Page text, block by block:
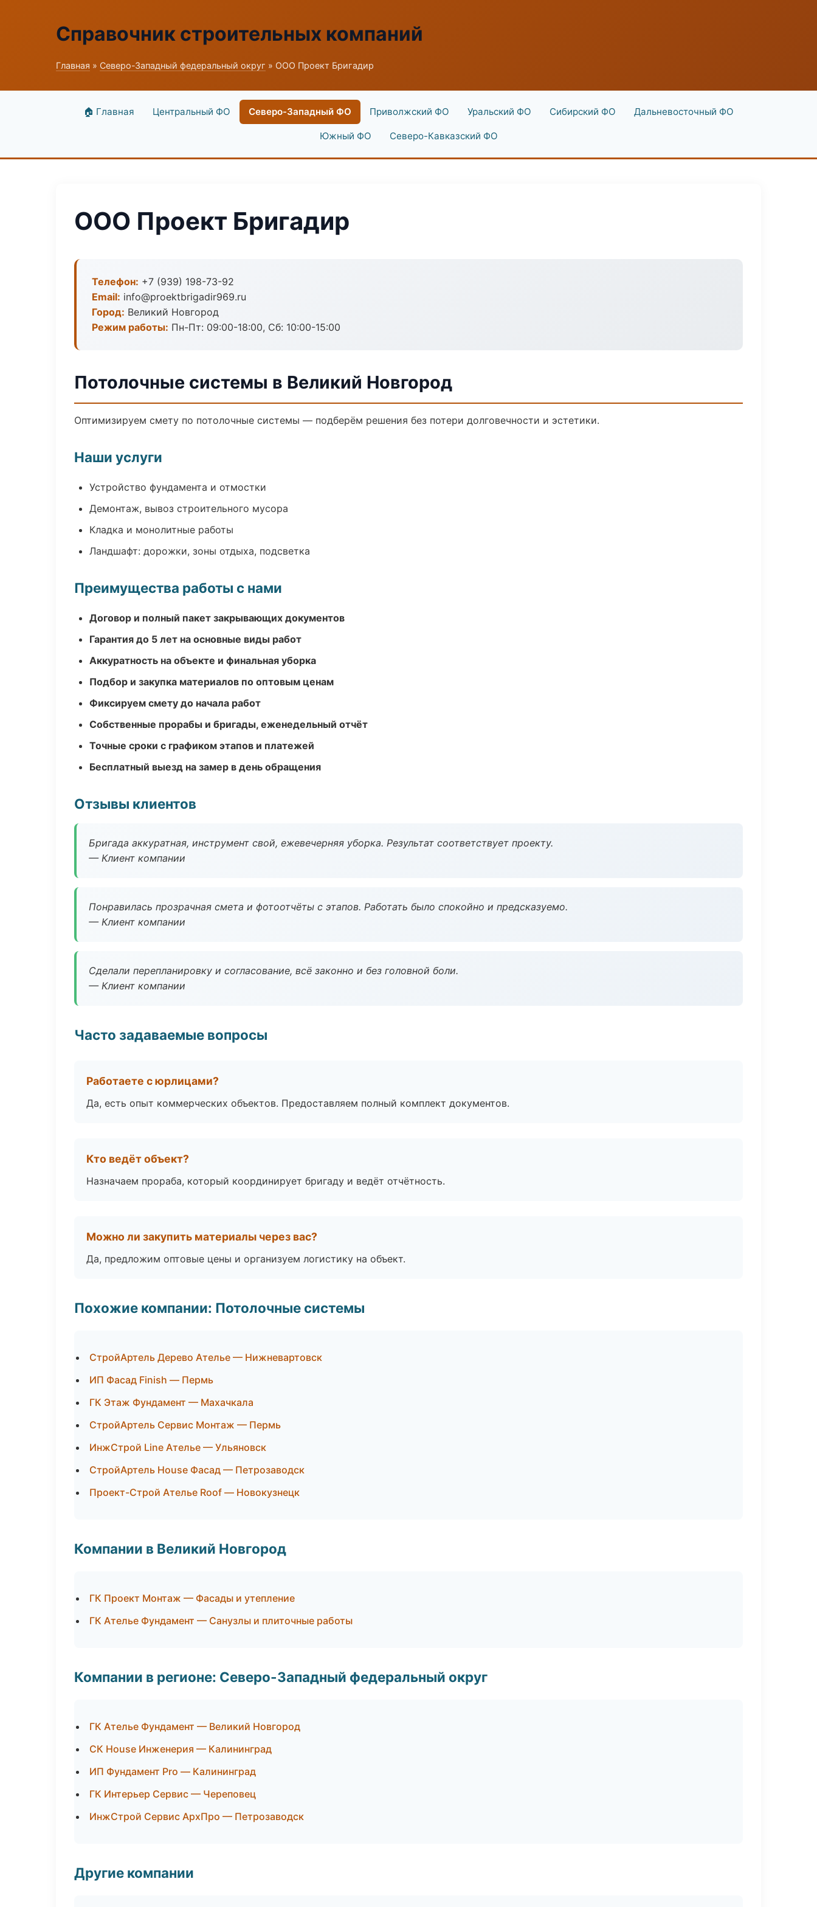
Справочник строительных компаний
Главная » Северо-Западный федеральный округ » ООО Проект Бригадир
🏠 Главная Центральный ФО Северо-Западный ФО Приволжский ФО Уральский ФО Сибирский ФО Дальневосточный ФО
Южный ФО Северо-Кавказский ФО
ООО Проект Бригадир
Телефон: +7 (939) 198-73-92
Email: info@proektbrigadir969.ru
Город: Великий Новгород
Режим работы: Пн-Пт: 09:00-18:00, Сб: 10:00-15:00
Потолочные системы в Великий Новгород
Оптимизируем смету по потолочные системы — подберём решения без потери долговечности и эстетики.
Наши услуги
Устройство фундамента и отмостки
Демонтаж, вывоз строительного мусора
Кладка и монолитные работы
Ландшафт: дорожки, зоны отдыха, подсветка
Преимущества работы с нами
Договор и полный пакет закрывающих документов
Гарантия до 5 лет на основные виды работ
Аккуратность на объекте и финальная уборка
Подбор и закупка материалов по оптовым ценам
Фиксируем смету до начала работ
Собственные прорабы и бригады, еженедельный отчёт
Точные сроки с графиком этапов и платежей
Бесплатный выезд на замер в день обращения
Отзывы клиентов
Бригада аккуратная, инструмент свой, ежевечерняя уборка. Результат соответствует проекту.
— Клиент компании
Понравилась прозрачная смета и фотоотчёты с этапов. Работать было спокойно и предсказуемо.
— Клиент компании
Сделали перепланировку и согласование, всё законно и без головной боли.
— Клиент компании
Часто задаваемые вопросы
Работаете с юрлицами?
Да, есть опыт коммерческих объектов. Предоставляем полный комплект документов.
Кто ведёт объект?
Назначаем прораба, который координирует бригаду и ведёт отчётность.
Можно ли закупить материалы через вас?
Да, предложим оптовые цены и организуем логистику на объект.
Похожие компании: Потолочные системы
СтройАртель Дерево Ателье — Нижневартовск
ИП Фасад Finish — Пермь
ГК Этаж Фундамент — Махачкала
СтройАртель Сервис Монтаж — Пермь
ИнжСтрой Line Ателье — Ульяновск
СтройАртель House Фасад — Петрозаводск
Проект-Строй Ателье Roof — Новокузнецк
Компании в Великий Новгород
ГК Проект Монтаж — Фасады и утепление
ГК Ателье Фундамент — Санузлы и плиточные работы
Компании в регионе: Северо-Западный федеральный округ
ГК Ателье Фундамент — Великий Новгород
СК House Инженерия — Калининград
ИП Фундамент Pro — Калининград
ГК Интерьер Сервис — Череповец
ИнжСтрой Сервис АрхПро — Петрозаводск
Другие компании